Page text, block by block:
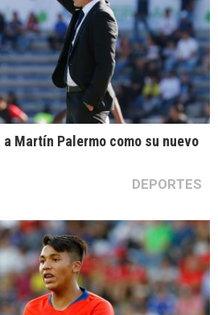
Martín Palermo como su nuevo
DEPORTES